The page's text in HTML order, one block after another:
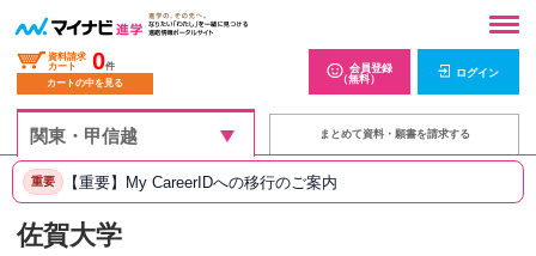
資料請求
カート
0件
カートの中を見る
会員登録
（無料）
ログイン
まとめて資料・願書を請求する
重要 【重要】My CareerIDへの移行のご案内
佐賀大学